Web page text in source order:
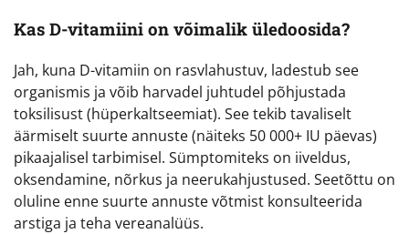
Kas D-vitamiini on võimalik üledoosida?
Jah, kuna D-vitamiin on rasvlahustuv, ladestub see
organismis ja võib harvadel juhtudel põhjustada
toksilisust (hüperkaltseemiat). See tekib tavaliselt
äärmiselt suurte annuste (näiteks 50 000+ IU päevas)
pikaajalisel tarbimisel. Sümptomiteks on iiveldus,
oksendamine, nõrkus ja neerukahjustused. Seetõttu on
oluline enne suurte annuste võtmist konsulteerida
arstiga ja teha vereanalüüs.